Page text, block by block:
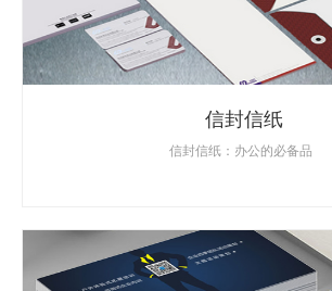
信封信纸
信封信纸：办公的必备品